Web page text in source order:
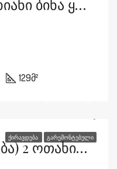
Ქირავდება 4 Ოთახიანი Ბინა Ყაზბეგის Გამზირზე
129მ²
ᲥᲘᲠᲐᲕᲓᲔᲑᲐ ᲒᲐᲠᲔᲛᲝᲜᲢᲔᲑᲣᲚᲘ
Ქირავდება (იყიდება) 2 Ოთახიანი Ბინა Დიდ Დიღომში